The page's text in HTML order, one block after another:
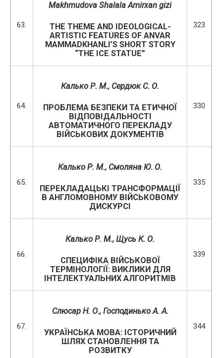
63.
Makhmudova Shalala Amirxan gizi
THE THEME AND IDEOLOGICAL-
ARTISTIC FEATURES OF ANVAR
MAMMADKHANLI’S SHORT STORY
“THE ICE STATUE”
323
64.
Калько Р. М., Сердюк С. О.
ПРОБЛЕМА БЕЗПЕКИ ТА ЕТИЧНОЇ
ВІДПОВІДАЛЬНОСТІ
АВТОМАТИЧНОГО ПЕРЕКЛАДУ
ВІЙСЬКОВИХ ДОКУМЕНТІВ
330
65.
Калько Р. М., Смоляна Ю. О.
ПЕРЕКЛАДАЦЬКІ ТРАНСФОРМАЦІЇ
В АНГЛОМОВНОМУ ВІЙСЬКОВОМУ
ДИСКУРСІ
335
66.
Калько Р. М., Щусь К. О.
СПЕЦИФІКА ВІЙСЬКОВОЇ
ТЕРМІНОЛОГІЇ: ВИКЛИКИ ДЛЯ
ІНТЕЛЕКТУАЛЬНИХ АЛГОРИТМІВ
339
67.
Слюсар Н. О., Господинько А. А.
УКРАЇНСЬКА МОВА: ІСТОРИЧНИЙ
ШЛЯХ СТАНОВЛЕННЯ ТА
РОЗВИТКУ
344